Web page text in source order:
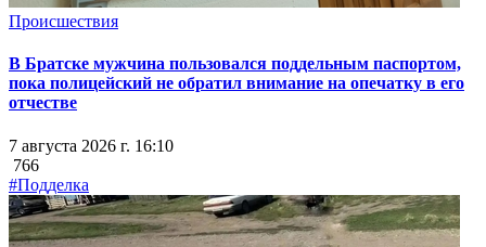
Происшествия
В Братске мужчина пользовался поддельным паспортом,
пока полицейский не обратил внимание на опечатку в его
отчестве
7 августа 2026 г. 16:10
766
#Подделка